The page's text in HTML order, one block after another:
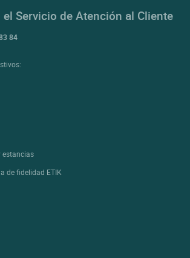
Servicio de Atención al Cliente
84
estancias
de fidelidad ETIK